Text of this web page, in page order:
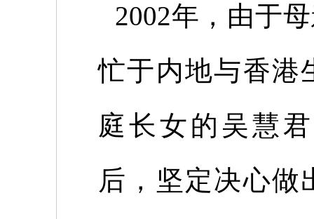
2002年，由于
忙于内地与香港
庭长女的吴慧
后，坚定决心做